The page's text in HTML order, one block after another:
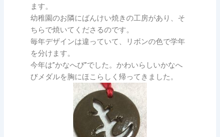
ます。
幼稚園のお隣にばんけい焼きの工房があり、そ
ちらで焼いてくださるのです。
毎年デザインは違っていて、リボンの色で学年
を分けます。
今年は”かなへび”でした。かわいらしいかなへ
びメダルを胸にほこらしく帰ってきました。